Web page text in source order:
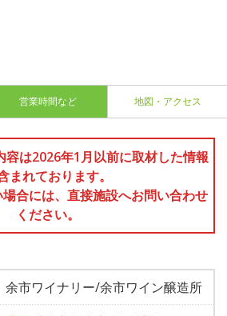
営業時間など 地図・アクセス
は2026年1月以前に取材した情報
まれております。
合には、直接施設へお問い合わせ
ください。
余市ワイナリー/余市ワイン醸造所